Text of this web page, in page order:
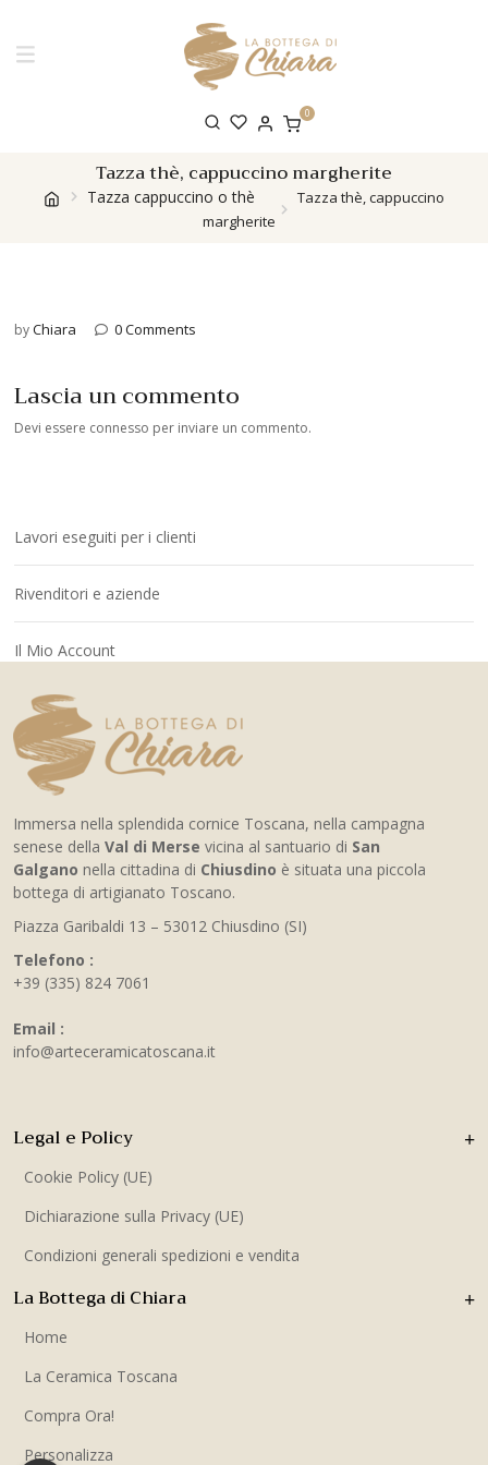
0
Tazza thè, cappuccino margherite
Tazza cappuccino o thè
Tazza thè, cappuccino
margherite
byChiara 0 Comments
Lascia un commento
Devi essere connesso per inviare un commento.
Lavori eseguiti per i clienti
Rivenditori e aziende
Il Mio Account
Immersa nella splendida cornice Toscana, nella campagna
senese della Val di Merse vicina al santuario di San
Galgano nella cittadina di Chiusdino è situata una piccola
bottega di artigianato Toscano.
Piazza Garibaldi 13 – 53012 Chiusdino (SI)
Telefono :
+39 (335) 824 7061
Email :
info@arteceramicatoscana.it
La Bottega di Chiara
Home
La Ceramica Toscana
Compra Ora!
Personalizza
Legal e Policy
Cookie Policy (UE)
Dichiarazione sulla Privacy (UE)
Condizioni generali spedizioni e vendita